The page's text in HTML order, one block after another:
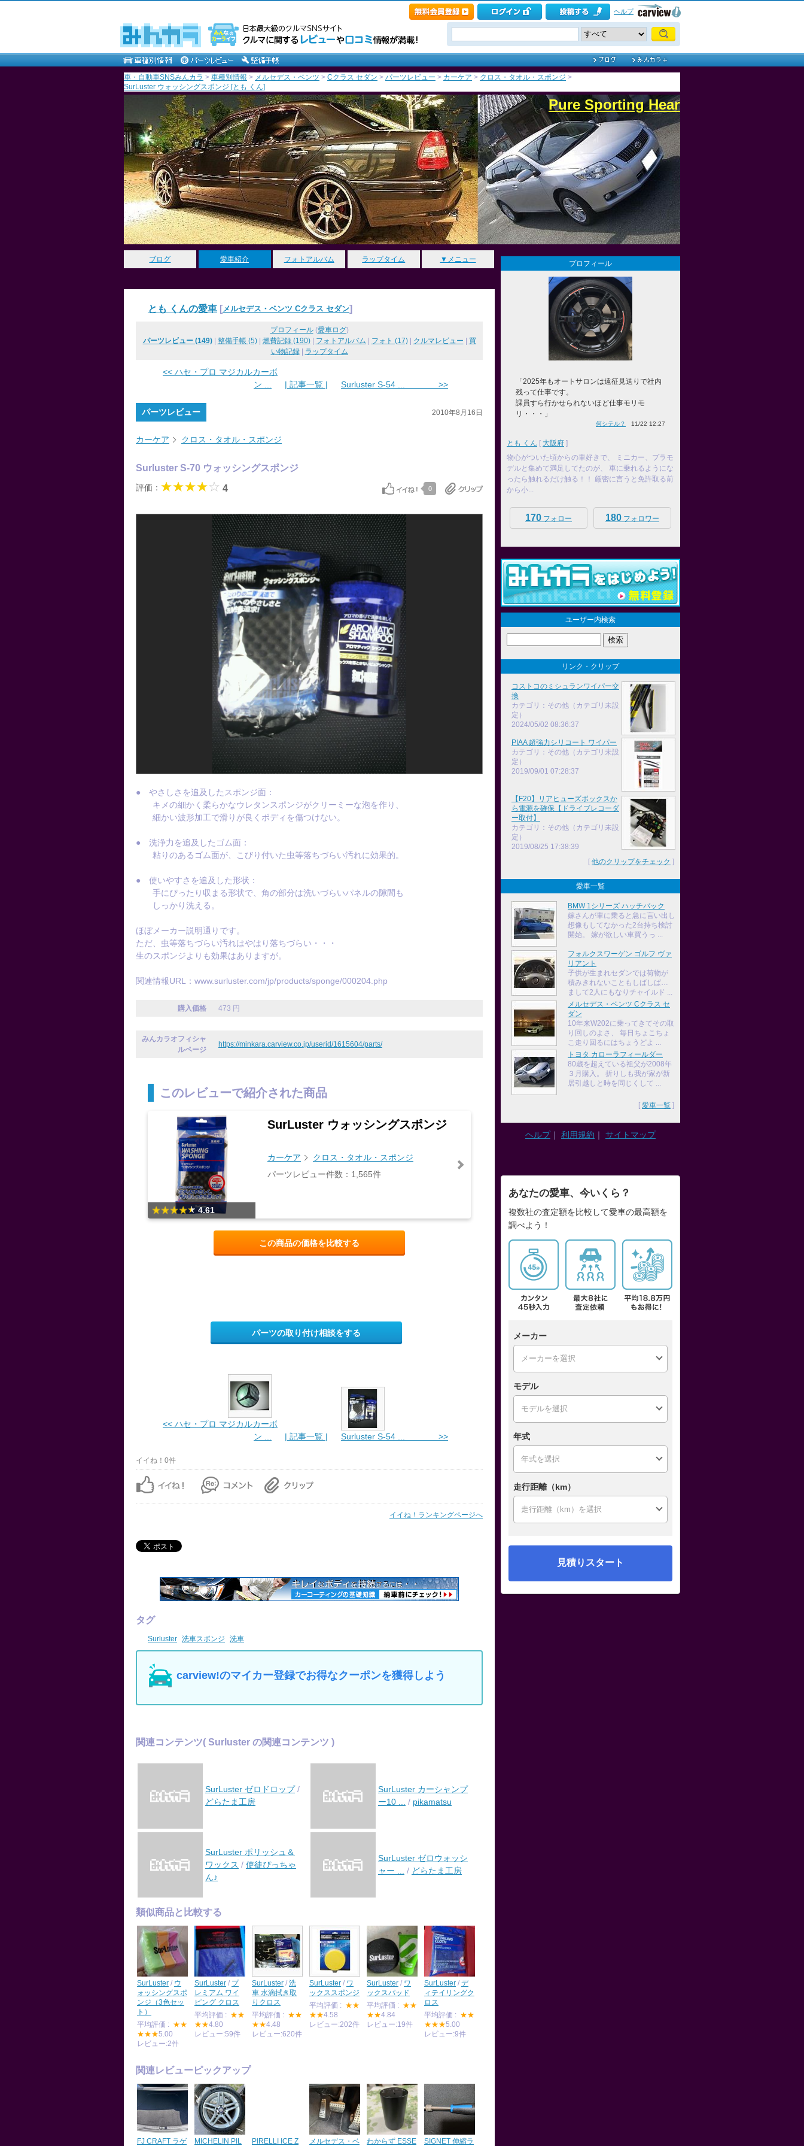
ヘルプ
車・自動車SNSみんカラ > 車種別情報 > メルセデス・ベンツ > Cクラス セダン > パーツレビュー > カーケア > クロス・タオル・スポンジ >
SurLuster ウォッシングスポンジ [とも くん]
Pure Sporting Heart
ブログ 愛車紹介 フォトアルバム ラップタイム ▼メニュー
とも くんの愛車 [メルセデス・ベンツ Cクラス セダン]
プロフィール(愛車ログ)
パーツレビュー (149)| 整備手帳 (5)| 燃費記録 (190)| フォトアルバム フォト (17)| クルマレビュー
買
い物記録| ラップタイム
<< ハセ・プロ マジカルカーボ
ン ...
| 記事一覧 | Surluster S-54 ... >>
パーツレビュー 2010年8月16日
カーケア クロス・タオル・スポンジ
Surluster S-70 ウォッシングスポンジ
評価： 4 0
● やさしさを追及したスポンジ面：
キメの細かく柔らかなウレタンスポンジがクリーミーな泡を作り、
細かい波形加工で滑りが良くボディを傷つけない。
● 洗浄力を追及したゴム面：
粘りのあるゴム面が、こびり付いた虫等落ちづらい汚れに効果的。
● 使いやすさを追及した形状：
手にぴったり収まる形状で、角の部分は洗いづらいパネルの隙間も
しっかり洗える。
ほぼメーカー説明通りです。
ただ、虫等落ちづらい汚れはやはり落ちづらい・・・
生のスポンジよりも効果はありますが。
関連情報URL：www.surluster.com/jp/products/sponge/000204.php
購入価格 473 円
みんカラオフィシャ
ルページ
https://minkara.carview.co.jp/userid/1615604/parts/
このレビューで紹介された商品
4.61
SurLuster ウォッシングスポンジ
カーケア
クロス・タオル・スポンジ
パーツレビュー件数：1,565件
この商品の価格を比較する
パーツの取り付け相談をする
<< ハセ・プロ マジカルカーボ
ン ...
| 記事一覧 | Surluster S-54 ... >>
イイね！0件
イイね！ランキングページへ
タグ
Surluster 洗車スポンジ 洗車
carview!のマイカー登録でお得なクーポンを獲得しよう
関連コンテンツ( Surluster の関連コンテンツ )
SurLuster ゼロドロップ/
どらたま工房
SurLuster カーシャンプ
ー10 ...
/ pikamatsu
SurLuster ポリッシュ＆
ワックス / 使徒ぴっちゃ
ん♪
SurLuster ゼロウォッシ
ャー ...
/ どらたま工房
類似商品と比較する
SurLuster / ウ
ォッシングスポ
ンジ（3色セッ
ト）
平均評価 : ★★
★★★5.00
レビュー:2件
SurLuster / プ
レミアム ワイ
ピング クロス
平均評価 : ★★
★★4.80
レビュー:59件
SurLuster / 洗
車 水滴拭き取
りクロス
平均評価 : ★★
★★4.48
レビュー:620件
SurLuster / ワ
ックススポンジ
平均評価 : ★★
★★4.58
レビュー:202件
SurLuster / ワ
ックスパッド
平均評価 : ★★
★★4.84
レビュー:19件
SurLuster / デ
ィテイリングク
ロス
平均評価 : ★★
★★★5.00
レビュー:9件
関連レビューピックアップ
FJ CRAFT ラゲ MICHELIN PIL PIRELLI ICE Z メルセデス・ベ わからず ESSE SIGNET 伸縮ラ
プロフィール
「2025年もオートサロンは遠征見送りで社内
残って仕事です。
課員すら行かせられないほど仕事モリモ
リ・・・」
何シテル？ 11/22 12:27
とも くん [ 大阪府 ]
物心がついた頃からの車好きで、 ミニカー、プラモ
デルと集めて満足してたのが、 車に乗れるようにな
ったら触れるだけ触る！！ 厳密に言うと免許取る前
から小...
170 フォロー 180 フォロワー
ユーザー内検索
リンク・クリップ
コストコのミシュランワイパー交
換
カテゴリ：その他（カテゴリ未設
定）
2024/05/02 08:36:37
PIAA 超強力シリコート ワイパー
カテゴリ：その他（カテゴリ未設
定）
2019/09/01 07:28:37
【F20】リアヒューズボックスか
ら電源を確保【ドライブレコーダ
ー取付】
カテゴリ：その他（カテゴリ未設
定）
2019/08/25 17:38:39
[ 他のクリップをチェック ]
愛車一覧
BMW 1シリーズ ハッチバック
嫁さんが車に乗ると急に言い出し
想像もしてなかった2台持ち検討
開始。 嫁が欲しい車買うっ ...
フォルクスワーゲン ゴルフ ヴァ
リアント
子供が生まれセダンでは荷物が
積みきれないこともしばしば…
まして2人にもなりチャイルド ...
メルセデス・ベンツ Cクラス セ
ダン
10年来W202に乗ってきてその取
り回しのよさ、 毎日ちょこちょ
こ走り回るにはちょうどよ ...
トヨタ カローラフィールダー
80歳を超えている祖父が2008年
３月購入。 折りしも我が家が新
居引越しと時を同じくして ...
[ 愛車一覧 ]
ヘルプ｜ 利用規約 ｜ サイトマップ
あなたの愛車、今いくら？
複数社の査定額を比較して愛車の最高額を
調べよう！
メーカー
モデル
年式
走行距離（km）
見積りスタート